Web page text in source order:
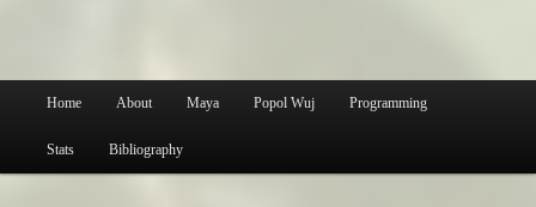
Skip
to
Home About Maya Popol Wuj Programming
Stats Bibliography